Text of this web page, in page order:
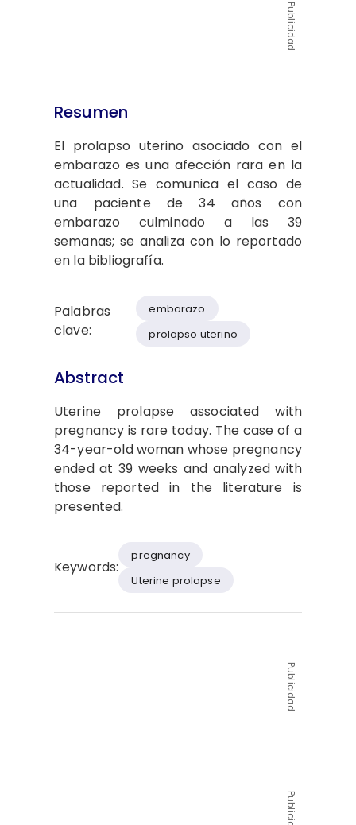
Publicidad
Resumen
El prolapso uterino asociado con el
embarazo es una afección rara en la
actualidad. Se comunica el caso de
una paciente de 34 años con
embarazo culminado a las 39
semanas; se analiza con lo reportado
en la bibliografía.
Palabras
clave:
embarazo
prolapso uterino
Abstract
Uterine prolapse associated with
pregnancy is rare today. The case of a
34-year-old woman whose pregnancy
ended at 39 weeks and analyzed with
those reported in the literature is
presented.
Keywords:
pregnancy
Uterine prolapse
Publicidad